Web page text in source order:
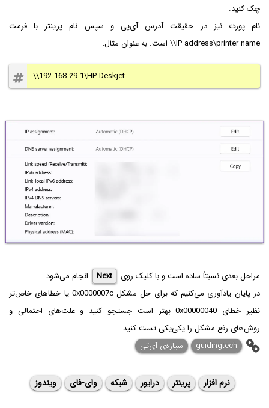
چک کنید.
نام پورت نیز در حقیقت آدرس آی‌پی و سپس نام پرینتر با فرمت
\\IP address\printer name است. به عنوان مثال:
\\192.168.29.1\HP Deskjet
مراحل بعدی نسبتاً ساده است و با کلیک روی Next
انجام می‌شود.
در پایان یادآوری می‌کنیم که برای حل مشکل 0x0000007c یا خطاهای خاص‌تر
نظیر خطای 0x00000040 بهتر است جستجو کنید و علت‌های احتمالی و
روش‌های رفع مشکل را یکی‌یکی تست کنید.
guidingtech
سیاره‌ی آی‌تی
نرم افزار پرینتر درایور شبکه وای-فای ویندوز